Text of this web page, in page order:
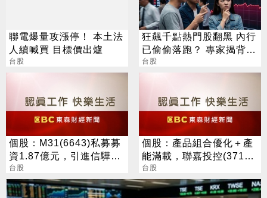
聯電爆量攻漲停！ 本土法
人續喊買 目標價出爐
台股
狂飆千點熱門股翻黑 內行
已偷偷落跑？ 專家揭背後
警訊
台股
個股：M31(6643)私募募
資1.87億元，引進信驊為
策略性投資人
台股
個股：產品組合優化＋產
能滿載，聯嘉投控(3717)
上半年營收及獲利創同期
高
台股